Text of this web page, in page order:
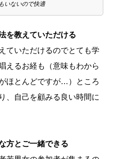
いないので快適
を教えていただける
ていただけるのでとても学
えるお経も（意味もわから
ほとんどですが…）ところ
、自己を顧みる良い時間に
方とご一緒できる